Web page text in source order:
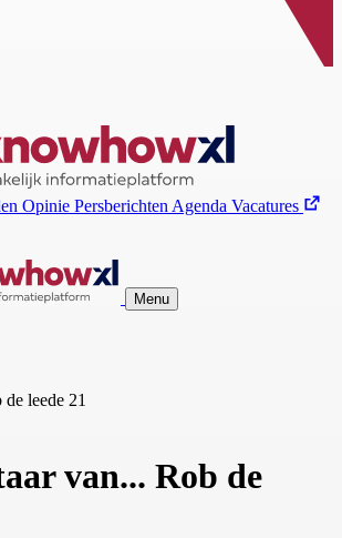
Opinie Persberichten Agenda Vacatures
Menu
leede 21
van... Rob de